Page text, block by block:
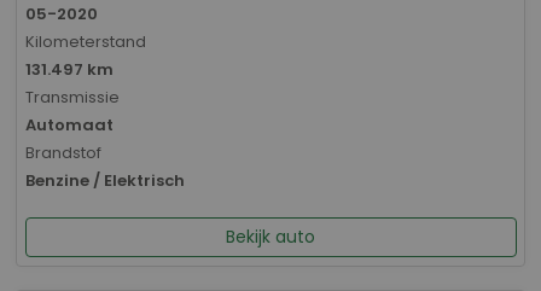
05-2020
Kilometerstand
131.497 km
Transmissie
Automaat
Brandstof
Benzine / Elektrisch
Bekijk auto